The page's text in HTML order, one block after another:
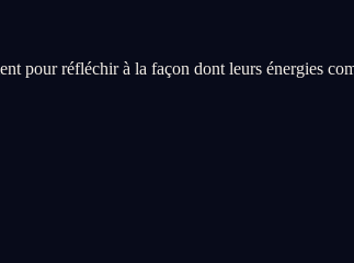
pour réfléchir à la façon dont leurs énergies